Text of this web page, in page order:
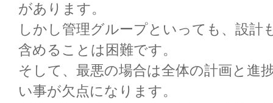
があります。
しかし管理グループといっても、設計
含めることは困難です。
そして、最悪の場合は全体の計画と進
い事が欠点になります。